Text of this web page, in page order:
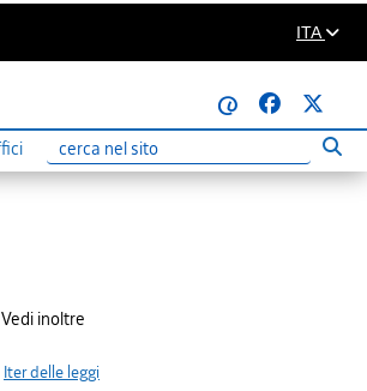
ITA
@
Ricerca
Vedi inoltre
Iter delle leggi